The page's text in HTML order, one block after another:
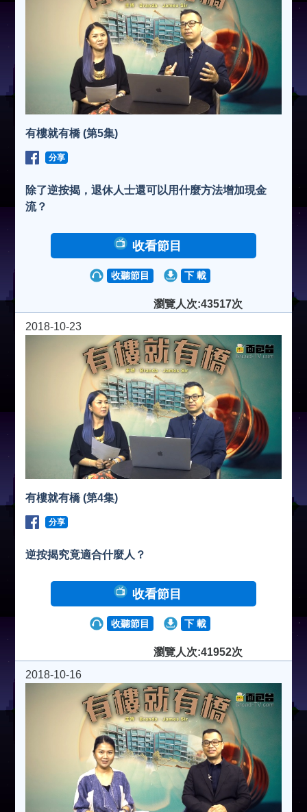
有樓就有橋 (第5集)
分享
除了逆按揭，退休人士還可以用什麼方法增加現金
流？
收看節目
收聽節目 下 載
瀏覽人次:43517次
2018-10-23
有樓就有橋 (第4集)
分享
逆按揭究竟適合什麼人？
收看節目
收聽節目 下 載
瀏覽人次:41952次
2018-10-16